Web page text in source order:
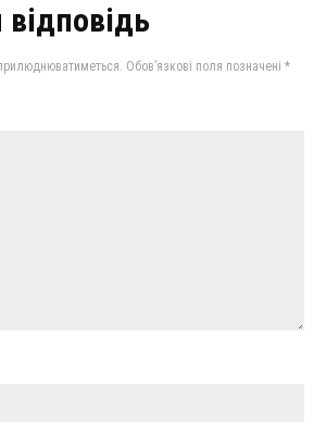
Обов’язкові поля позначені *